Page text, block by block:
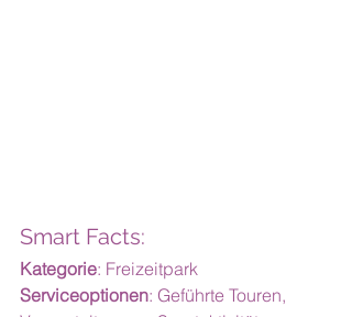
Smart Facts:
Kategorie: Freizeitpark
Serviceoptionen: Geführte Touren,